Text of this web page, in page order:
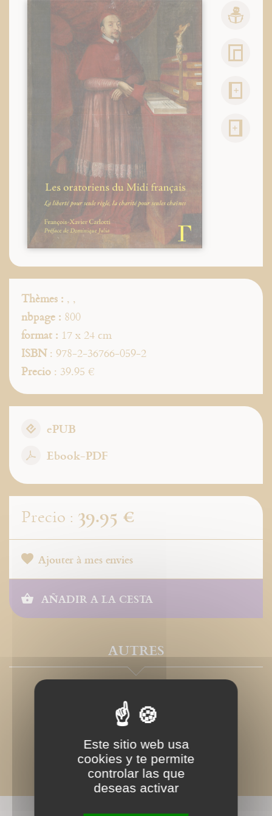
Thèmes : , ,
nbpage : 800
format : 17 x 24 cm
ISBN: 978-2-36766-059-2
Precio : 39.95 €
ePUB
Ebook-PDF
Precio : 39.95 €
Ajouter à mes envies
AÑADIR A LA CESTA
AUTRES
Este sitio web usa
cookies y te permite
controlar las que
deseas activar